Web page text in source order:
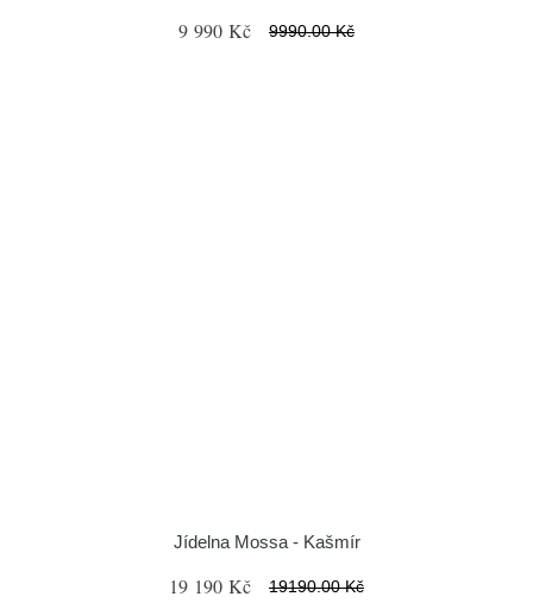
9 990 Kč 9990.00 Kč
Jídelna Mossa - Kašmír
19 190 Kč 19190.00 Kč